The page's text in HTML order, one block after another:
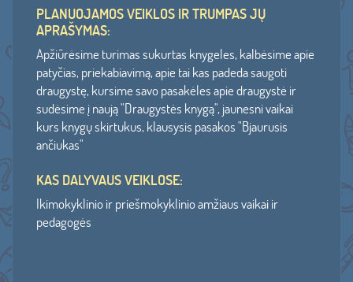
PLANUOJAMOS VEIKLOS IR TRUMPAS JŲ
APRAŠYMAS:
Apžiūrėsime turimas sukurtas knygeles, kalbėsime apie
patyčias, priekabiavimą, apie tai kas padeda saugoti
draugystę, kursime savo pasakėles apie draugystė ir
sudėsime į naują "Draugystės knygą", jaunesni vaikai
kurs knygų skirtukus, klausysis pasakos "Bjaurusis
ančiukas"
KAS DALYVAUS VEIKLOSE:
Ikimokyklinio ir priešmokyklinio amžiaus vaikai ir
pedagogės